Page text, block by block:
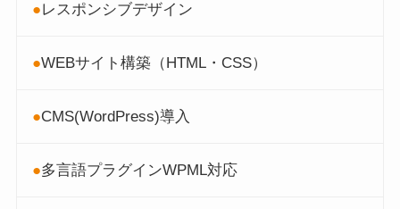
●レスポンシブデザイン
●WEBサイト構築（HTML・CSS）
●CMS(WordPress)導入
●多言語プラグインWPML対応